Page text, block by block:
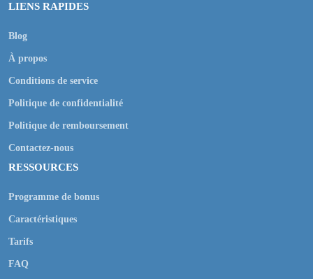
LIENS RAPIDES
Blog
À propos
Conditions de service
Politique de confidentialité
Politique de remboursement
Contactez-nous
RESSOURCES
Programme de bonus
Caractéristiques
Tarifs
FAQ